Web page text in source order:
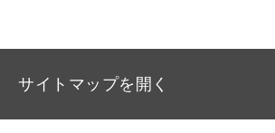
サイトマップを開く